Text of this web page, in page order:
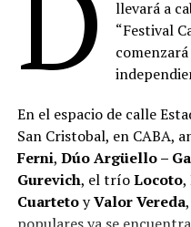
llevará a
“Festival
En el espacio de calle
San Cristobal, en CABA,
Ferni, Dúo Argüello –
Gurevich, el tríoLocoto,
CuartetoyValor Vereda